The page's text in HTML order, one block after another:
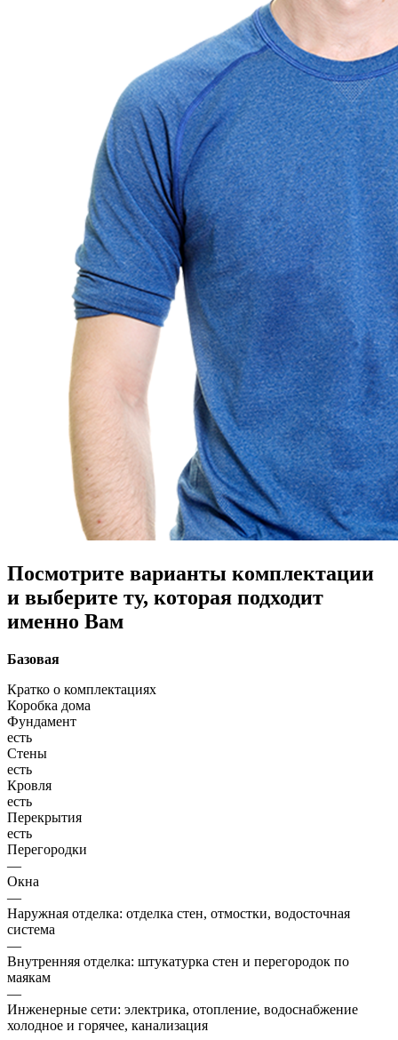
Посмотрите варианты комплектации
и выберите ту, которая подходит
именно Вам
Базовая
Кратко о комплектациях
Коробка дома
Фундамент
есть
Стены
есть
Кровля
есть
Перекрытия
есть
Перегородки
—
Окна
—
Наружная отделка: отделка стен, отмостки, водосточная
система
—
Внутренняя отделка: штукатурка стен и перегородок по
маякам
—
Инженерные сети: электрика, отопление, водоснабжение
холодное и горячее, канализация